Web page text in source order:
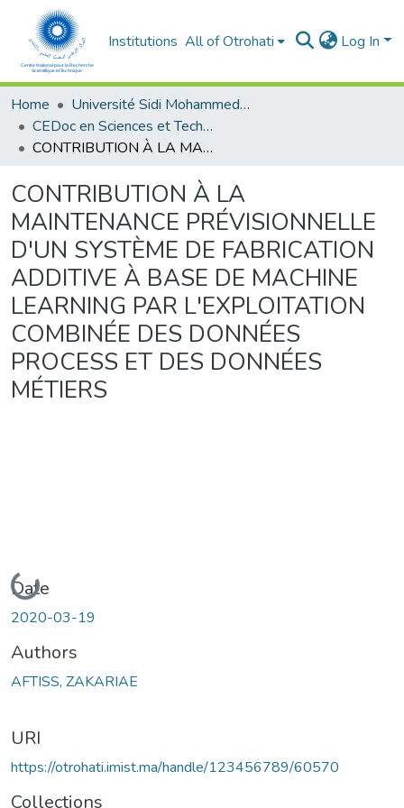
Institutions All of Otrohati Log In
Home
Université Sidi Mohammed Ben Abdellah - Fès
CEDoc en Sciences et Techniques et Sciences Médicales (CED - STSM)
CONTRIBUTION À LA MAINTENANCE PRÉVISIONNELLE D'UN SYSTÈME DE FABRICATION ADDITIVE À BASE DE MACHINE LEARNING PAR L'EXPLOITATION COMBINÉE DES DONNÉES PROCESS ET DES DONNÉES MÉTIERS
CONTRIBUTION À LA
MAINTENANCE PRÉVISIONNELLE
D'UN SYSTÈME DE FABRICATION
ADDITIVE À BASE DE MACHINE
LEARNING PAR L'EXPLOITATION
COMBINÉE DES DONNÉES
PROCESS ET DES DONNÉES
MÉTIERS
Loading...
Date
2020-03-19
Authors
AFTISS, ZAKARIAE
URI
https://otrohati.imist.ma/handle/123456789/60570
Collections